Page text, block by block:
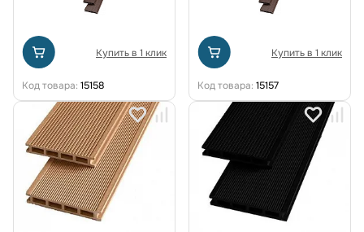
Купить в 1 клик
Код товара: 15158
Купить в 1 клик
Код товара: 15157